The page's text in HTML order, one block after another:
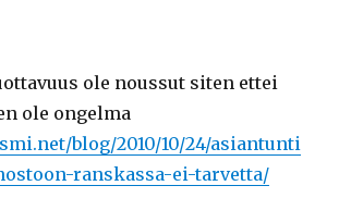
ole noussut siten ettei
ole ongelma
blog/2010/10/24/asiantunti
ranskassa-ei-tarvetta/